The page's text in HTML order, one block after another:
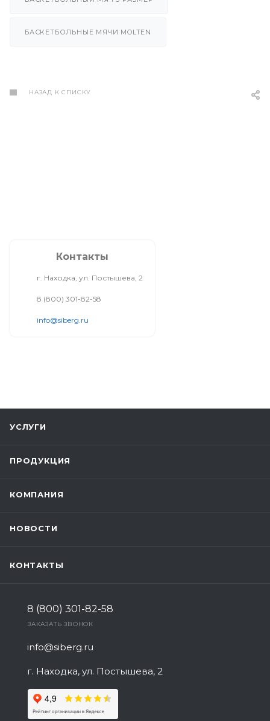
БАСКЕТБОЛЬНЫЕ МЯЧИ MOLTEN
НАЗАД К СПИСКУ
Контакты
г. Находка, ул. Постышева, 2
8 (800) 301-82-58
info@siberg.ru
УСЛУГИ
ПРОДУКЦИЯ
КОМПАНИЯ
НОВОСТИ
КОНТАКТЫ
8 (800) 301-82-58
ЗАКАЗАТЬ ЗВОНОК
info@siberg.ru
г. Находка, ул. Постышева, 2